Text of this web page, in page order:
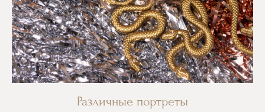
Различные портреты